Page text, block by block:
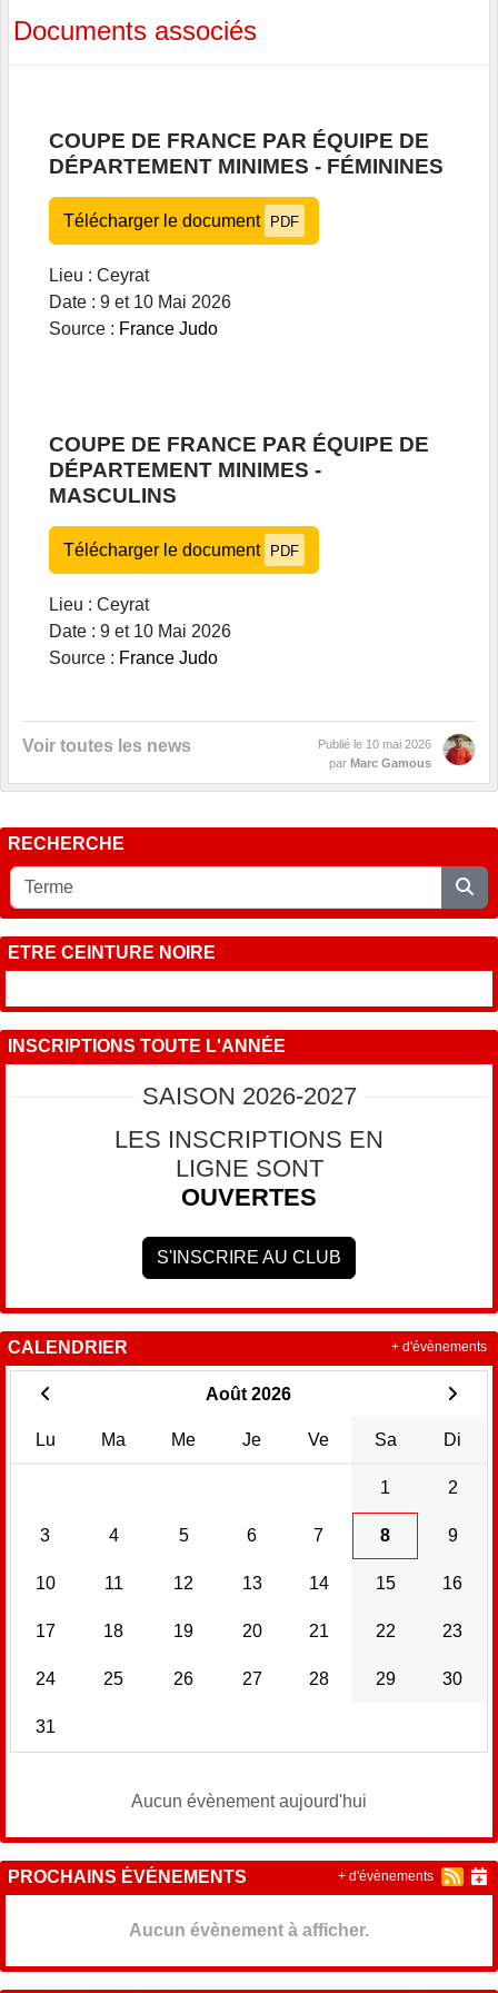
Documents associés
COUPE DE FRANCE PAR ÉQUIPE DE
DÉPARTEMENT MINIMES - FÉMININES
Télécharger le document PDF
Lieu : Ceyrat
Date : 9 et 10 Mai 2026
Source : France Judo
COUPE DE FRANCE PAR ÉQUIPE DE
DÉPARTEMENT MINIMES -
MASCULINS
Télécharger le document PDF
Lieu : Ceyrat
Date : 9 et 10 Mai 2026
Source : France Judo
Voir toutes les news Publié le 10 mai 2026
par Marc Gamous
RECHERCHE
ETRE CEINTURE NOIRE
INSCRIPTIONS TOUTE L'ANNÉE
SAISON 2026-2027
LES INSCRIPTIONS EN
LIGNE SONT
OUVERTES
S'INSCRIRE AU CLUB
CALENDRIER
Août 2026
Lu Ma Me Je Ve Sa Di
1 2
3 4 5 6 7 8 9
10 11 12 13 14 15 16
17 18 19 20 21 22 23
24 25 26 27 28 29 30
31
Aucun évènement aujourd'hui
+ d'évènements
PROCHAINS ÉVÉNEMENTS
Aucun évènement à afficher.
+ d'évènements